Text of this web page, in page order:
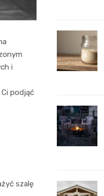
i
podjąć
szalę